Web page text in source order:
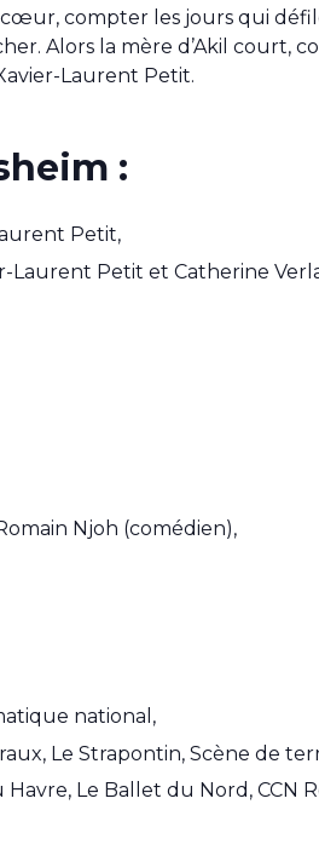
compter les jours qui
Alors la mère d’Akil court,
Laurent Petit.
:
Petit,
Laurent Petit et Catherine
Njoh (comédien),
national,
Le Strapontin, Scène de
Le Ballet du Nord, CCN